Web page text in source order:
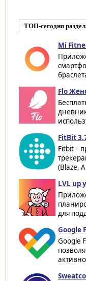
ТОП-сегодня
Mi
Flo
FitBit
Fitbit –
(Blaze,
LVL up
для
Google
Google